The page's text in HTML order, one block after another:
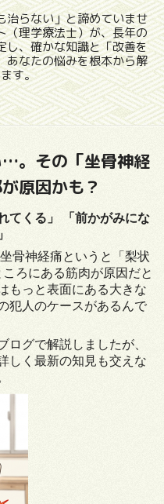
治らない」と諦めていませ
（理学療法士）が、長年の
し、確かな知識と「改善を
あなたの悩みを根本から解
す。
。その「坐骨神経
原因かも？
てくる」 「前かがみにな
骨神経痛というと「梨状
ころにある筋肉が原因だと
もっと表面にある大きな
犯人のケースがあるんで
ログで解説しましたが、
しく最新の知見も交えな